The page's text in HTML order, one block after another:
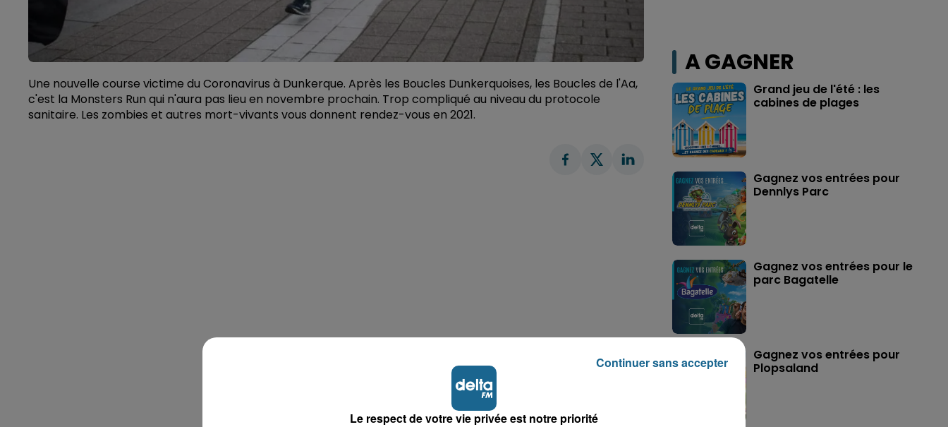
Une nouvelle course victime du Coronavirus à Dunkerque. Après les Boucles Dunkerquoises, les Boucles de l'Aa,
c'est la Monsters Run qui n'aura pas lieu en novembre prochain. Trop compliqué au niveau du protocole
sanitaire. Les zombies et autres mort-vivants vous donnent rendez-vous en 2021.
A GAGNER
Grand jeu de l'été : les
cabines de plages
Gagnez vos entrées pour
Dennlys Parc
Gagnez vos entrées pour le
parc Bagatelle
Gagnez vos entrées pour
Plopsaland
Le respect de votre vie privée est notre priorité
Continuer sans accepter